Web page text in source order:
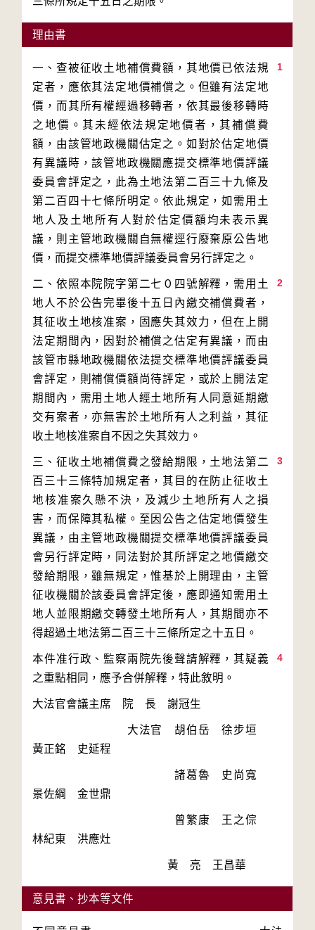
理由書
1
一、查被征收土地補償費額，其地價已依法規
定者，應依其法定地價補償之。但雖有法定地
價，而其所有權經過移轉者，依其最後移轉時
之地價。其未經依法規定地價者，其補償費
額，由該管地政機關估定之。如對於估定地價
有異議時，該管地政機關應提交標準地價評議
委員會評定之，此為土地法第二百三十九條及
第二百四十七條所明定。依此規定，如需用土
地人及土地所有人對於估定價額均未表示異
議，則主管地政機關自無權逕行廢棄原公告地
2
二、依照本院院字第二七０四號解釋，需用土
地人不於公告完畢後十五日內繳交補償費者，
其征收土地核准案，固應失其效力，但在上開
法定期間內，因對於補償之估定有異議，而由
該管市縣地政機關依法提交標準地價評議委員
會評定，則補償價額尚待評定，或於上開法定
期間內，需用土地人經土地所有人同意延期繳
交有案者，亦無害於土地所有人之利益，其征
3
三、征收土地補償費之發給期限，土地法第二
百三十三條特加規定者，其目的在防止征收土
地核准案久懸不決，及減少土地所有人之損
害，而保障其私權。至因公告之估定地價發生
異議，由主管地政機關提交標準地價評議委員
會另行評定時，同法對於其所評定之地價繳交
發給期限，雖無規定，惟基於上開理由，主管
征收機關於該委員會評定後，應即通知需用土
地人並限期繳交轉發土地所有人，其期間亦不
4
本件准行政、監察兩院先後聲請解釋，其疑義
大法官　胡伯岳　徐步垣
諸葛魯　史尚寬
曾繁康　王之倧
意見書、抄本等文件